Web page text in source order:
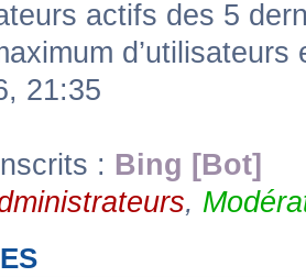
actifs des 5
21:35
: Bing [Bot]
,